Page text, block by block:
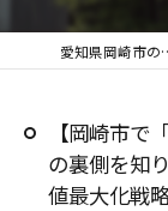
愛知県岡崎市の不
【岡崎市
の裏側を知
値最大化戦